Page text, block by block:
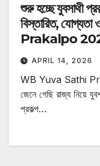
শুরু হচ্ছে যুবসাথী
বিস্তারিত,
Prakalpo
APRIL 14, 2026
WB Yuva Sathi
জেনে গেছি রাজ্য নিয়ে
প্রকল্প…